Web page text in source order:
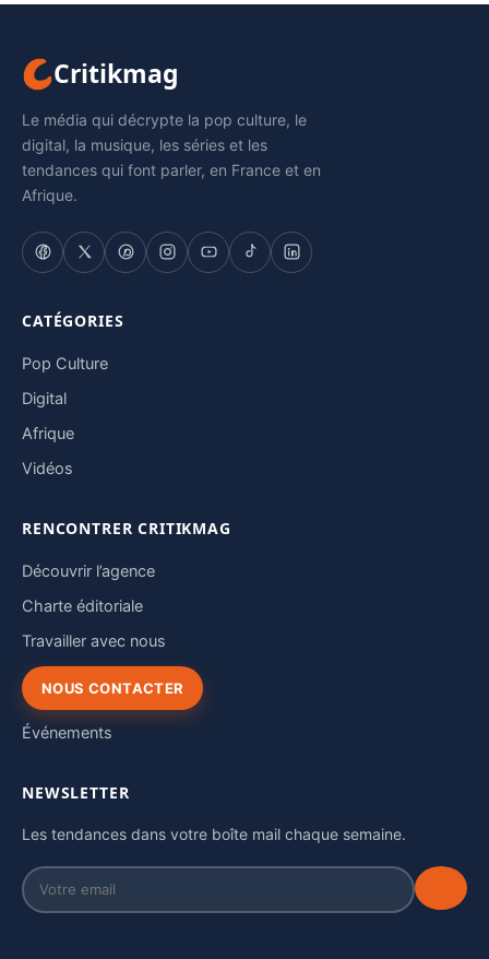
Critikmag
Le média qui décrypte la pop culture, le
digital, la musique, les séries et les
tendances qui font parler, en France et en
Afrique.
CATÉGORIES
Pop Culture
Digital
Afrique
Vidéos
RENCONTRER CRITIKMAG
Découvrir l’agence
Charte éditoriale
Travailler avec nous
NOUS CONTACTER
Événements
NEWSLETTER
Les tendances dans votre boîte mail chaque semaine.